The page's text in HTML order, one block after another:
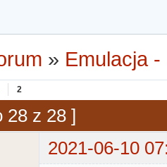
» Emulacja -
2
28 z 28 ]
2021-06-10